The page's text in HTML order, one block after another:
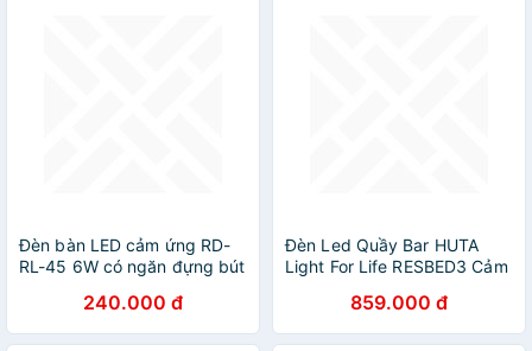
Đèn bàn LED cảm ứng RD-
RL-45 6W có ngăn đựng bút
240.000 đ
Đèn Led Quầy Bar HUTA
Light For Life RESBED3 Cảm
Ánh Sáng Vàng
859.000 đ